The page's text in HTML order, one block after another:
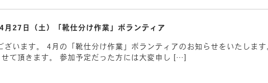
月27日（土）「靴仕分け作業」ボランティア
ざいます。 4月の「靴仕分け作業」ボランティアのお知らせをいたしま
て頂きます。 参加予定だった方には大変申し […]